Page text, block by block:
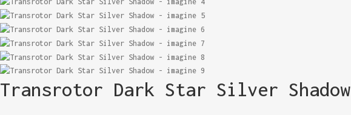
Transrotor Dark Star Silver Shadow